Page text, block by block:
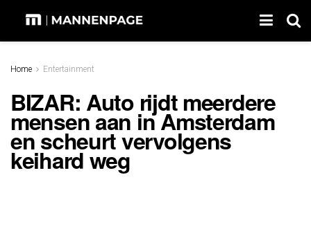
Home Entertainment
BIZAR: Auto rijdt meerdere
mensen aan in Amsterdam
en scheurt vervolgens
keihard weg